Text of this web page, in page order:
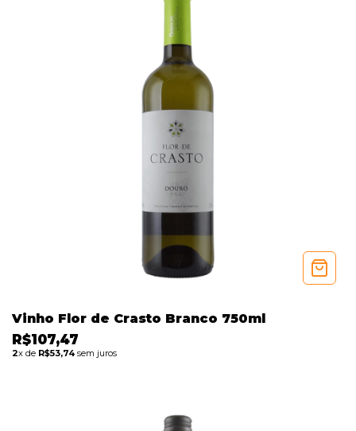
Vinho Flor de Crasto Branco 750ml
R$107,47
2x de R$53,74 sem juros